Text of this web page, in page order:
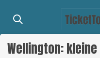
direct
naar
de
Wellington: